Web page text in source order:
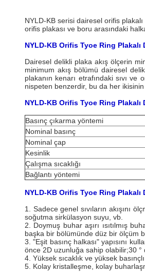
NYLD-KB serisi dairesel orifis
orifis plakası ve boru arasındaki
NYLD-KB Orifis Tyoe Ring Plakalı
Dairesel delikli plaka akış ölçerin
minimum akış bölümü dairesel
plakanın kenarı etrafındaki sıvı
nispeten benzerdir, bu da her ikisinin
NYLD-KB Orifis Tyoe Ring
Basınç çıkarma yöntemi
Nominal basınç
Nominal çap
Kesinlik
Çalışma sıcaklığı
Bağlantı yöntemi
NYLD-KB Orifis Tyoe Ring Plakalı
1. Sadece genel sıvıların akışını
soğutma sirkülasyon suyu, vb.
2. Doymuş buhar aşırı ısıtılmış
başka bir bölümünde düz bir ölçüm
3. "Eşit basınç halkası" yapısını
önce 2D uzunluğa sahip olabilir;30 °
4. Yüksek sıcaklık ve yüksek
5. Kolay kristalleşme, kolay